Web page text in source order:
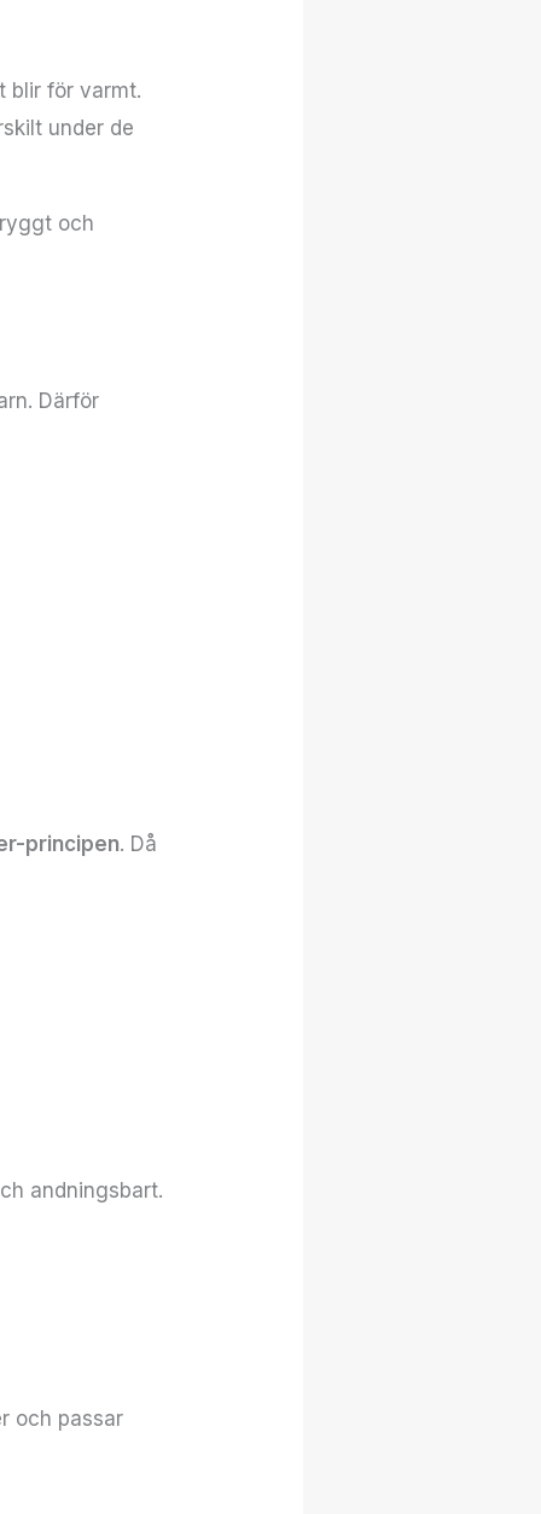
blir för varmt.
under de
och
Därför
principen. Då
andningsbart.
och passar